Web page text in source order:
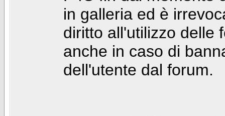
in galleria ed è
diritto all'utilizzo delle
anche in caso di
dell'utente dal forum.